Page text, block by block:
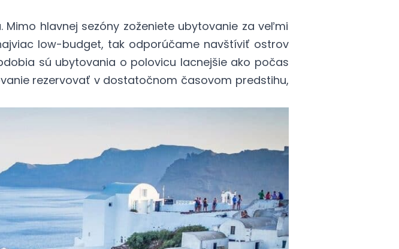
hlavnej sezóny zoženiete ubytovanie za veľmi
low-budget, tak odporúčame navštíviť ostrov
sú ubytovania o polovicu lacnejšie ako počas
rezervovať v dostatočnom časovom predstihu,